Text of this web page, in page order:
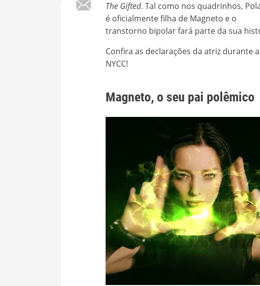
The Gifted. Tal como nos quadrinhos,
é oficialmente filha de Magneto e o
transtorno bipolar fará parte da sua
Confira as declarações da atriz durante a
NYCC!
Magneto, o seu pai polêmico